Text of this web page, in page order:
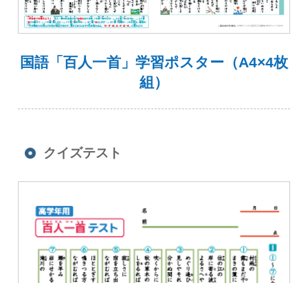
国語「百人一首」学習ポスター（A4×4枚
組）
クイズテスト